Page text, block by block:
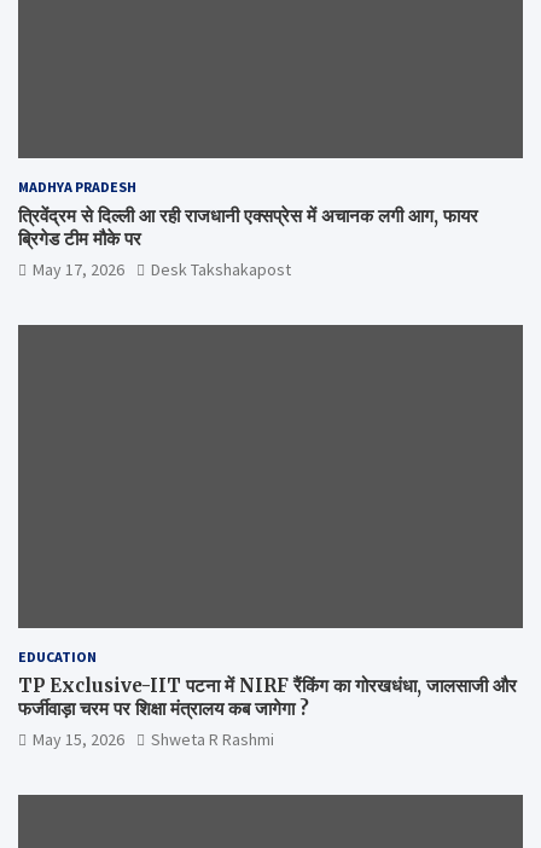
MADHYA PRADESH
त्रिवेंद्रम से दिल्ली आ रही राजधानी एक्सप्रेस में अचानक लगी आग, फायर
ब्रिगेड टीम मौके पर
May 17, 2026 Desk Takshakapost
EDUCATION
TP Exclusive-IIT पटना में NIRF रैंकिंग का गोरखधंधा, जालसाजी और
फर्जीवाड़ा चरम पर शिक्षा मंत्रालय कब जागेगा ?
May 15, 2026 Shweta R Rashmi